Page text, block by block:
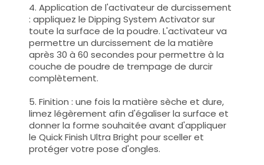
4. Application de l'activateur de durcissement
: appliquez le Dipping System Activator sur
toute la surface de la poudre. L'activateur va
permettre un durcissement de la matière
après 30 à 60 secondes pour permettre à la
couche de poudre de trempage de durcir
complètement.
5. Finition : une fois la matière sèche et dure,
limez légèrement afin d'égaliser la surface et
donner la forme souhaitée avant d'appliquer
le Quick Finish Ultra Bright pour sceller et
protéger votre pose d'ongles.